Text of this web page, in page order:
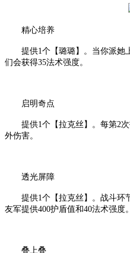
精心培养
提供1个【璐璐】。当你派她
们会获得35法术强度。
启明奇点
提供1个【拉克丝】。每第2
外伤害。
透光屏障
提供1个【拉克丝】。战斗环
友军提供400护盾值和40法术强度。
叠上叠